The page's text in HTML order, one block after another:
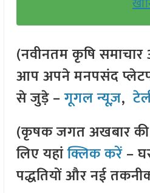
(नवीनतम कृषि
आप अपने मनपसंद
से जुड़े –गूगल न्यूज़,
(कृषक जगत अखबार
लिए यहांक्लिक करें–
पद्धतियों और नई